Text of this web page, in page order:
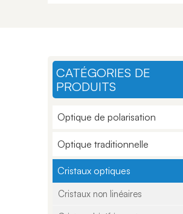
CATÉGORIES DE
PRODUITS
Optique de polarisation
Optique traditionnelle
Cristaux optiques
Cristaux non linéaires